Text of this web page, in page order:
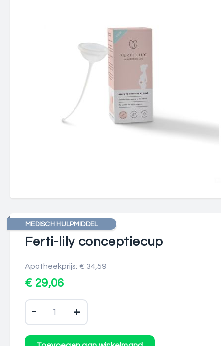
MEDISCH HULPMIDDEL
Ferti-lily conceptiecup
Apotheekprijs: € 34,59
€ 29,06
- +